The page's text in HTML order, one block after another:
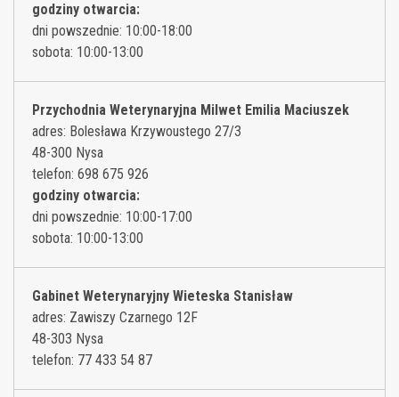
godziny otwarcia:
dni powszednie: 10:00-18:00
sobota: 10:00-13:00
Przychodnia Weterynaryjna Milwet Emilia Maciuszek
adres: Bolesława Krzywoustego 27/3
48-300 Nysa
telefon: 698 675 926
godziny otwarcia:
dni powszednie: 10:00-17:00
sobota: 10:00-13:00
Gabinet Weterynaryjny Wieteska Stanisław
adres: Zawiszy Czarnego 12F
48-303 Nysa
telefon: 77 433 54 87